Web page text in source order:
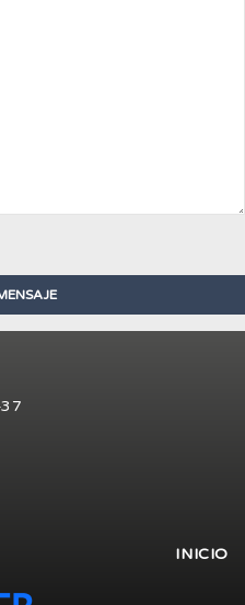
INICIO